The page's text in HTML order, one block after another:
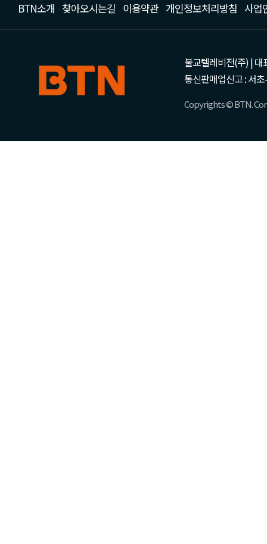
BTN소개 찾아오시는길 이용약관 개인정보처리방침 사업
불교텔레비전(주) | 대
통신판매업신고 : 서
Copyrights © BTN.